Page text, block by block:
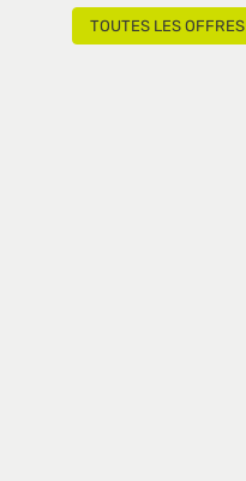
TOUTES LES OFFRES